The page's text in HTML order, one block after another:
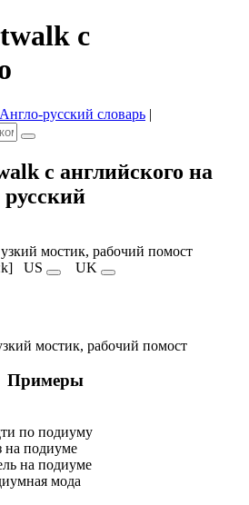
с
Англо-русский словарь |
с английского на
русский
мостик, рабочий помост
US
UK
мостик, рабочий помост
Примеры
по подиуму
подиуме
на подиуме
мода